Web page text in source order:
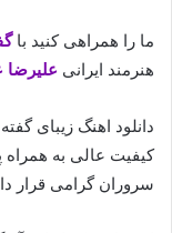
ما را همراهی کنید با
هنرمند ایرانی علیرضا
دانلود اهنگ زیبای
کیفیت عالی به همراه
سروران گرامی قرار